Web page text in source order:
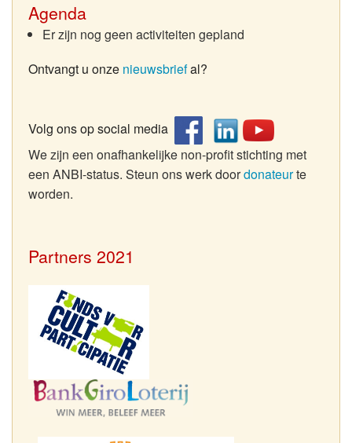
Agenda
Er zijn nog geen activiteiten gepland
Ontvangt u onze nieuwsbriefal?
Volg ons op social media
We zijn een onafhankelijke non-profit stichting met
een ANBI-status. Steun ons werk doordonateurte
worden.
Partners 2021